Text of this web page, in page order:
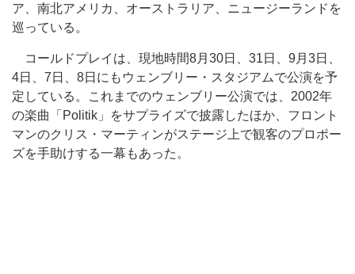
ア、南北アメリカ、オーストラリア、ニュージーランドを
巡っている。
コールドプレイは、現地時間8月30日、31日、9月3日、
4日、7日、8日にもウェンブリー・スタジアムで公演を予
定している。これまでのウェンブリー公演では、2002年
の楽曲「Politik」をサプライズで披露したほか、フロント
マンのクリス・マーティンがステージ上で観客のプロポー
ズを手助けする一幕もあった。